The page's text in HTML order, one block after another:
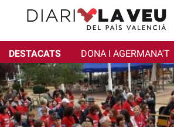
DESTACATS DONA I AGERMANA'T